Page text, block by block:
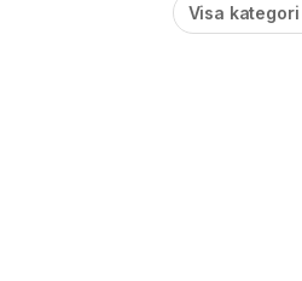
Visa kategori